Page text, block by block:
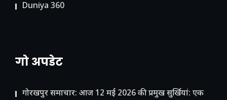
Duniya 360
गो अपडेट
गोरखपुर समाचार: आज 12 मई 2026 की प्रमुख सुर्खियां: एक